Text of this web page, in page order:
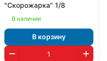
"Скорожарка" 1/8
В наличии
В корзину